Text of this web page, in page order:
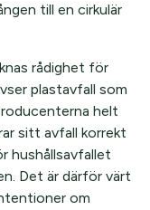
till en cirkulär
rådighet för
plastavfall som
helt
sitt avfall korrekt
hushållsavfallet
Det är därför värt
om